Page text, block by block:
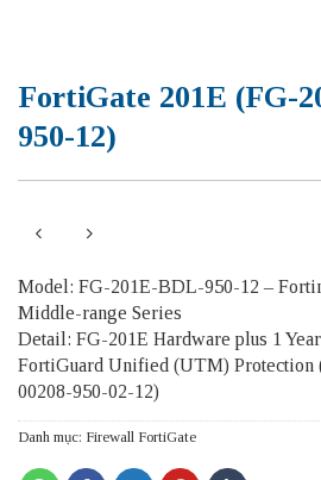
FortiGate 201E (FG-
950-12)
Model: FG-201E-BDL-950-12 –
Middle-range Series
Detail: FG-201E Hardware plus 1
FortiGuard Unified (UTM) Protection
00208-950-02-12)
Danh mục: Firewall FortiGate